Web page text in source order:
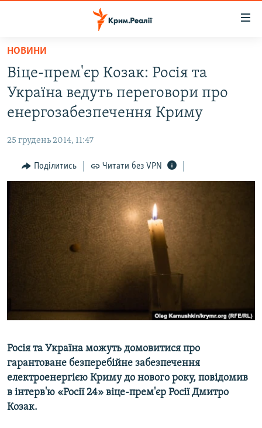
Перейти
основного
матеріалу
Перейти
до
основної
навігації
Перейти
до
ВОДА.КРИМ
ВІДЕО ТА ФОТО
БЛОГИ
ПОГЛЯД
ВСЕ ЗА ДЕНЬ
УКРАЇНСЬКА ПРОБЛЕМА КРИМУ
ЯК ОБІЙТИ БЛОКУВАННЯ
Усі сайти RFE/RL
НОВИНИ
Віце-прем'єр Козак: Росія та
Україна ведуть переговори про
енергозабезпечення Криму
25 грудень 2014, 11:47
Поділитись Читати без VPN
Росія та Україна можуть домовитися про
гарантоване безперебійне забезпечення
електроенергією Криму до нового року, повідомив
в інтерв'ю «Росії 24» віце-прем'єр Росії Дмитро
Козак.